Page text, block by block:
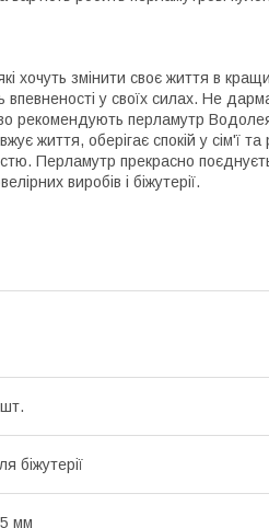
хочуть змінити своє життя в
у своїх силах. Не
рекомендують перламутр
життя, оберігає спокій у сім'ї та
Перламутр прекрасно
виробів і біжутерії.
біжутерії
мм